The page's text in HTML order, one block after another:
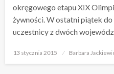
okręgowego etapu XIX
żywności. W ostatni piątek
uczestnicy z dwóch
Opublikowane
13 stycznia 2015 Barbara